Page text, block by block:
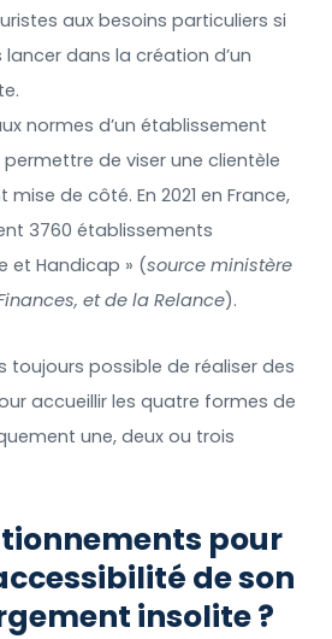
aux besoins particuliers si
dans la création d’un
normes d’un établissement
de viser une clientèle
de côté. En 2021 en France,
3760 établissements
et Handicap » (source ministère
et de la Relance).
toujours possible de réaliser des
accueillir les quatre formes de
une, deux ou trois
pour
de son
insolite ?